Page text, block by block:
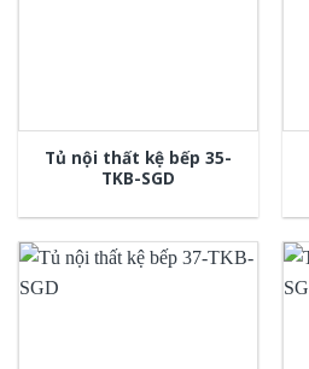
Tủ nội thất kệ bếp 35-
TKB-SGD